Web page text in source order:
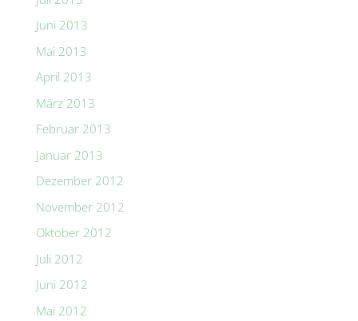
Juni 2013
Mai 2013
April 2013
März 2013
Februar 2013
Januar 2013
Dezember 2012
November 2012
Oktober 2012
Juli 2012
Juni 2012
Mai 2012